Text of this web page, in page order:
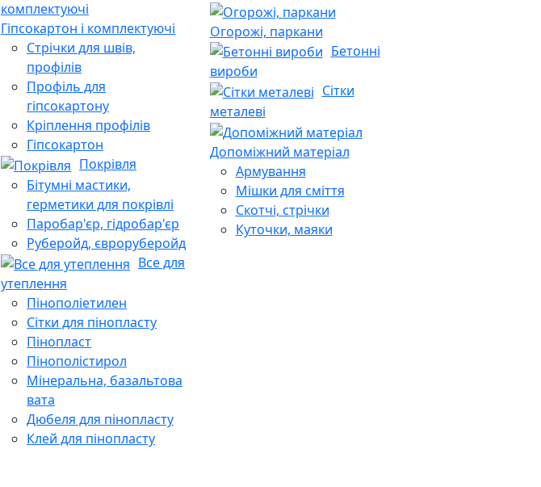
Гіпсокартон і комплектуючі
Стрічки для швів,
профілів
Профіль для
гіпсокартону
Кріплення профілів
Гіпсокартон
Покрівля
Бітумні мастики,
герметики для покрівлі
Паробар'єр, гідробар'єр
Руберойд, євроруберойд
Все для
утеплення
Пінополіетилен
Сітки для пінопласту
Пінопласт
Пінополістирол
Мінеральна, базальтова
вата
Дюбеля для пінопласту
Клей для пінопласту
Огорожі, паркани
Бетонні
вироби
Сітки
металеві
Допоміжний матеріал
Армування
Мішки для сміття
Скотчі, стрічки
Куточки, маяки